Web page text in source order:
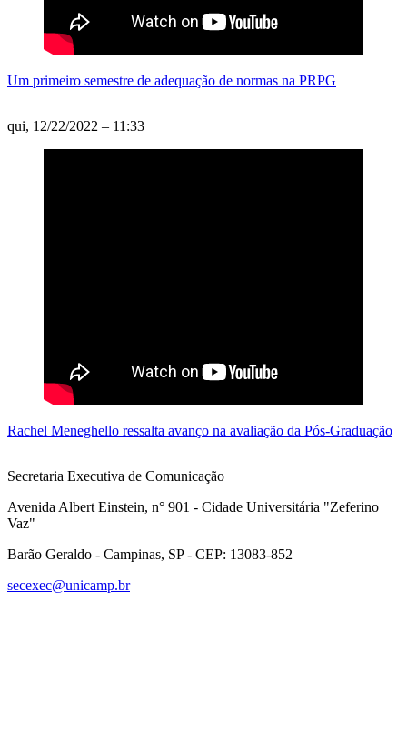
Um primeiro semestre de adequação de normas na PRPG
qui, 12/22/2022 – 11:33
Rachel Meneghello ressalta avanço na avaliação da Pós-Graduação
Secretaria Executiva de Comunicação
Avenida Albert Einstein, n° 901 - Cidade Universitária "Zeferino
Vaz"
Barão Geraldo - Campinas, SP - CEP: 13083-852
secexec@unicamp.br